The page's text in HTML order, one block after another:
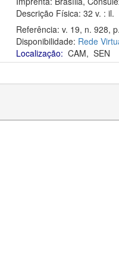
Descrição Física: 32 v. : il.
Referência: v. 19, n. 928,
Disponibilidade: Rede
Localização: CAM, SEN